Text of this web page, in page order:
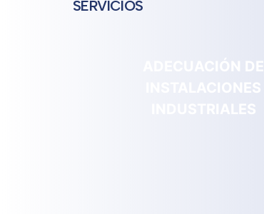
SERVICIOS
ADECUACIÓN DE
INSTALACIONES
INDUSTRIALES